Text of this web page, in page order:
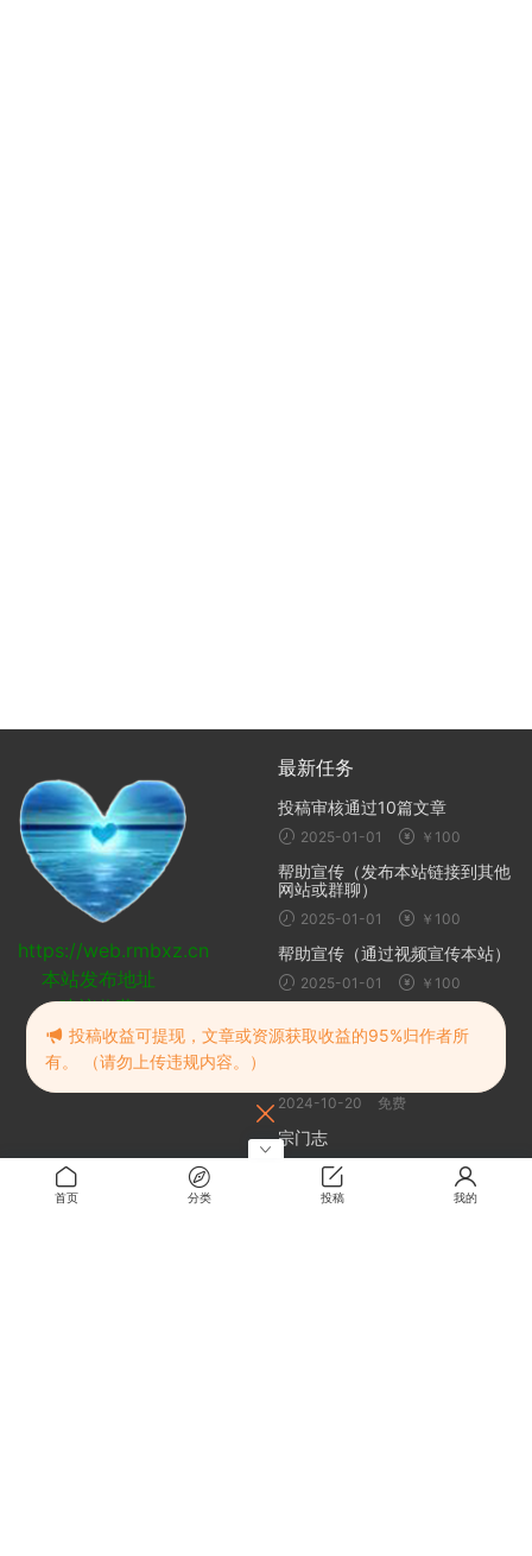
https://web.rmbxz.cn
本站发布地址
建议收藏
最新任务
投稿审核通过10篇文章
2025-01-01 ￥100
帮助宣传（发布本站链接到其他
网站或群聊）
2025-01-01 ￥100
帮助宣传（通过视频宣传本站）
2025-01-01 ￥100
随机推荐
2024-10-20 免费
宗门志
2025-05-30
双人×探险者 双星探索者
首页 分类 投稿 我的
投稿收益可提现，文章或资源获取收益的95%归作者所
有。 （请勿上传违规内容。）